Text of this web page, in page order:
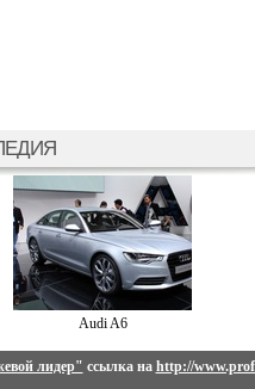
Audi A6
лидер" ссылка на http://